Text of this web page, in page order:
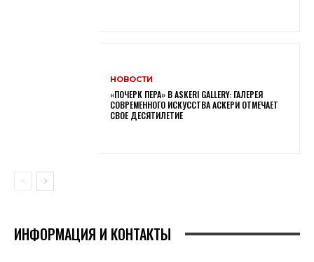
НОВОСТИ
«ПОЧЕРК ПЕРА» В ASKERI GALLERY: ГАЛЕРЕЯ
СОВРЕМЕННОГО ИСКУССТВА АСКЕРИ ОТМЕЧАЕТ
СВОЕ ДЕСЯТИЛЕТИЕ
ИНФОРМАЦИЯ И КОНТАКТЫ